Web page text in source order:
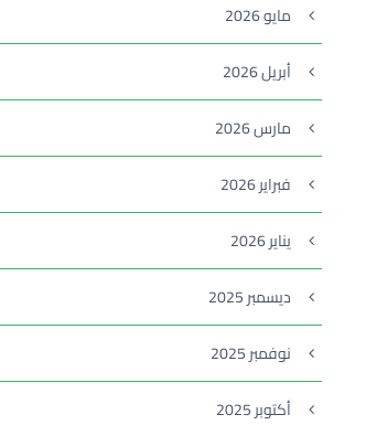
مايو 2026
أبريل 2026
مارس 2026
فبراير 2026
يناير 2026
ديسمبر 2025
نوفمبر 2025
أكتوبر 2025